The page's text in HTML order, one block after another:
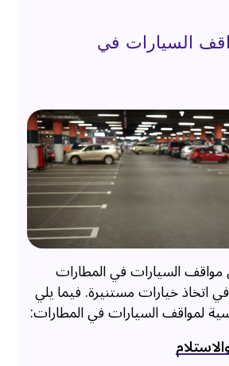
السيارات في
السيارات في المطارات
اتخاذ خيارات مستنيرة. فيما يلي
لمواقف السيارات في المطارات: